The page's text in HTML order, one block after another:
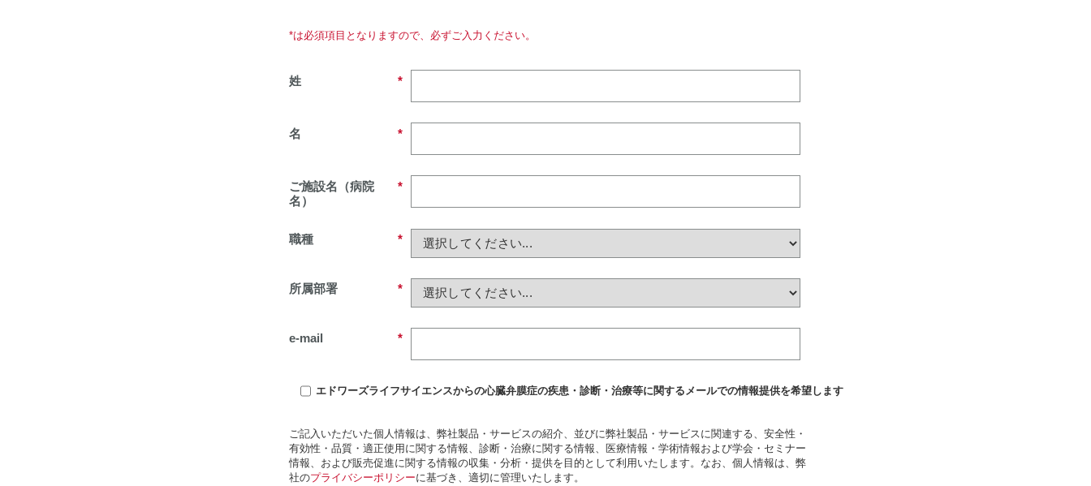
*は必須項目となりますので、必ずご入力ください。
*
姓
*
名
*
ご施設名（病院
名）
*
職種
*
所属部署
*
e-mail
エドワーズライフサイエンスからの心臓弁膜症の疾患・診断・治療等に関するメールでの情報提供を希望します
ご記入いただいた個人情報は、弊社製品・サービスの紹介、並びに弊社製品・サービスに関連する、安全性・
有効性・品質・適正使用に関する情報、診断・治療に関する情報、医療情報・学術情報および学会・セミナー
情報、および販売促進に関する情報の収集・分析・提供を目的として利用いたします。 なお、個人情報は、弊
社のプライバシーポリシーに基づき、適切に管理いたします。